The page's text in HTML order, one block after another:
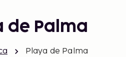
de Palma
Playa de Palma